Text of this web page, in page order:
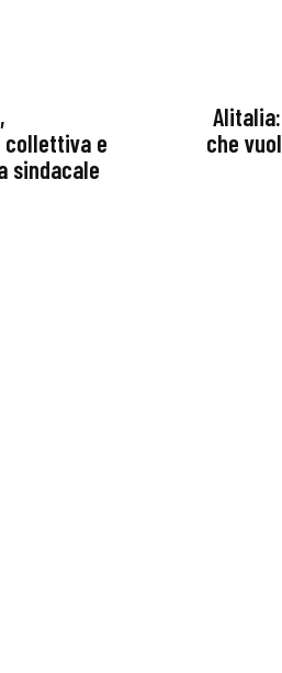
e
sindacale
che